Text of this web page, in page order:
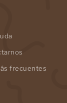
frecuentes